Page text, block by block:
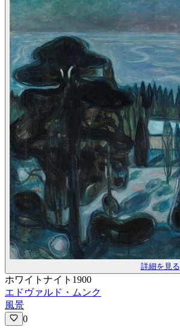
詳細を見る
ホワイトナイト1900
エドヴァルド・ムンク
風景
0